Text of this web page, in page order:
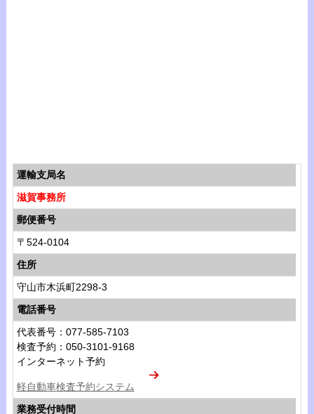
運輸支局名
滋賀事務所
郵便番号
〒524-0104
住所
守山市木浜町2298-3
電話番号
代表番号：077-585-7103
検査予約：050-3101-9168
インターネット予約
軽自動車検査予約システム
業務受付時間